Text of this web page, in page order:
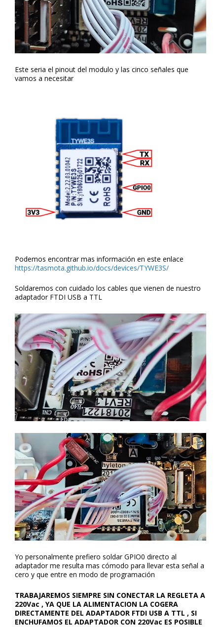
Este seria el pinout del modulo y las cinco señales que
vamos a necesitar
Podemos encontrar mas información en este enlace
https://tasmota.github.io/docs/devices/TYWE3S/
Soldaremos con cuidado los cables que vienen de nuestro
adaptador FTDI USB a TTL
Yo personalmente prefiero soldar GPIO0 directo al
adaptador me resulta mas cómodo para llevar esta señal a
cero y que entre en modo de programación
TRABAJAREMOS SIEMPRE SIN CONECTAR LA REGLETA A
220Vac , YA QUE LA ALIMENTACION LA COGERA
DIRECTAMENTE DEL ADAPTADOR FTDI USB A TTL , SI
ENCHUFAMOS EL ADAPTADOR CON 220Vac ES POSIBLE